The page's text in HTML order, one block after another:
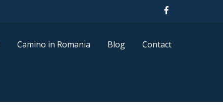
Camino in Romania Blog Contact